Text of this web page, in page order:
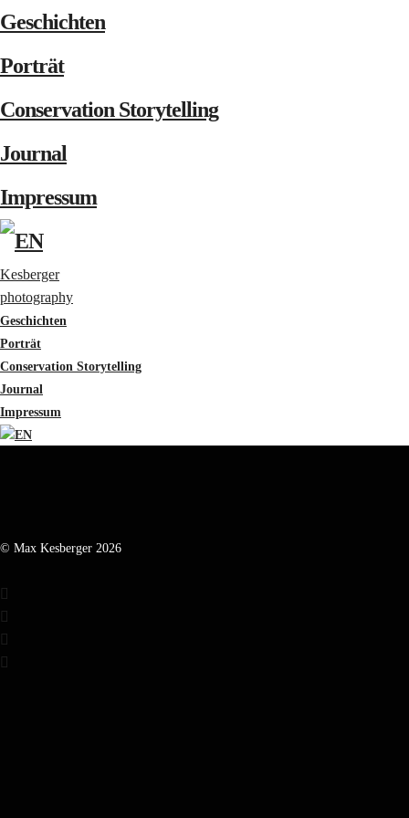
Geschichten
Porträt
Conservation Storytelling
Journal
Impressum
Kesberger
photography
Geschichten
Porträt
Conservation Storytelling
Journal
Impressum
© Max Kesberger 2026